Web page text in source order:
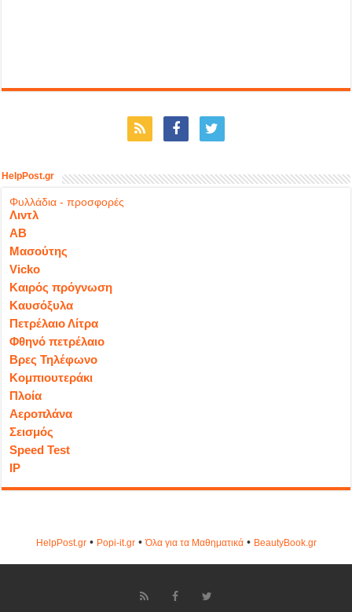
HelpPost.gr
Φυλλάδια - προσφορές
Λιντλ
ΑΒ
Μασούτης
Vicko
Καιρός πρόγνωση
Καυσόξυλα
Πετρέλαιο Λίτρα
Φθηνό πετρέλαιο
Βρες Τηλέφωνο
Κομπιουτεράκι
Πλοία
Αεροπλάνα
Σεισμός
Speed Test
IP
HelpPost.gr• Popi-it.gr•Όλα για τα Μαθηματικά• ΒeautyΒook.gr